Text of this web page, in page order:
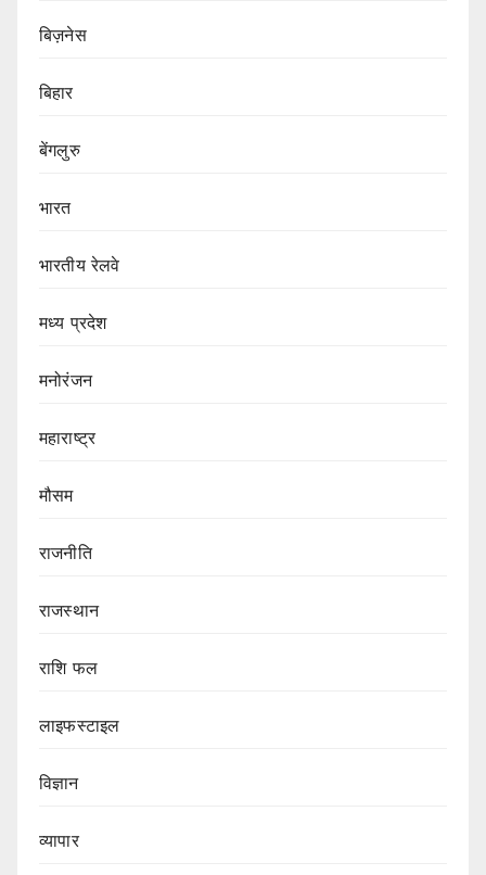
बिज़नेस
बिहार
बेंगलुरु
भारत
भारतीय रेलवे
मध्य प्रदेश
मनोरंजन
महाराष्ट्र
मौसम
राजनीति
राजस्थान
राशि फल
लाइफस्टाइल
विज्ञान
व्यापार